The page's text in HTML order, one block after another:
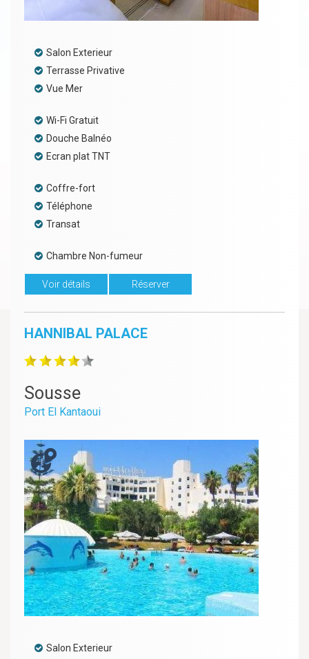
Salon Exterieur
Terrasse Privative
Vue Mer
Wi-Fi Gratuit
Douche Balnéo
Ecran plat TNT
Coffre-fort
Téléphone
Transat
Chambre Non-fumeur
Voir détails Réserver
Sousse
Port El Kantaoui
HANNIBAL PALACE
Salon Exterieur